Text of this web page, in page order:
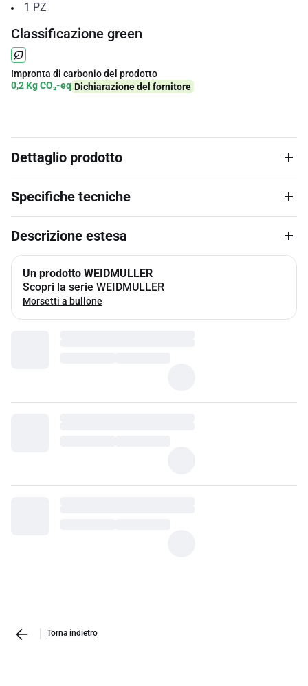
1 PZ
Classificazione green
Impronta di carbonio del prodotto
0,2 Kg CO₂-eq Dichiarazione del fornitore
Dettaglio prodotto
Specifiche tecniche
Descrizione estesa
Un prodotto WEIDMULLER
Scopri la serie WEIDMULLER
Morsetti a bullone
Torna indietro